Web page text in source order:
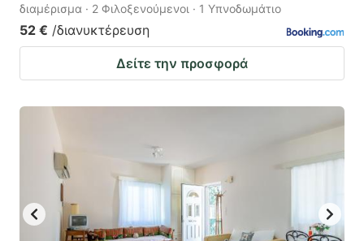
διαμέρισμα · 2 Φιλοξενούμενοι · 1 Υπνοδωμάτιο
52 € /διανυκτέρευση
Δείτε την προσφορά